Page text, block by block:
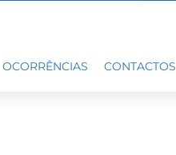
OCORRÊNCIAS CONTACTOS